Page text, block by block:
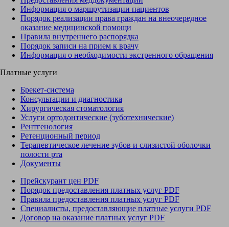
Информация о маршрутизации пациентов
Порядок реализации права граждан на внеочередное
оказание медицинской помощи
Правила внутреннего распорядка
Порядок записи на прием к врачу
Информация о необходимости экстренного обращения
Платные услуги
Брекет-система
Консультации и диагностика
Хирургическая стоматология
Услуги ортодонтические (зуботехнические)
Рентгенология
Ретенционный период
Терапевтическое лечение зубов и слизистой оболочки
полости рта
Документы
Прейскурант цен PDF
Порядок предоставления платных услуг PDF
Правила предоставления платных услуг PDF
Специалисты, предоставляющие платные услуги PDF
Договор на оказание платных услуг PDF